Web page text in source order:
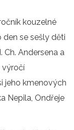
kouzelné
den se sešly děti
Andersena a
výročí
jeho kmenových
Nepila, Ondřeje